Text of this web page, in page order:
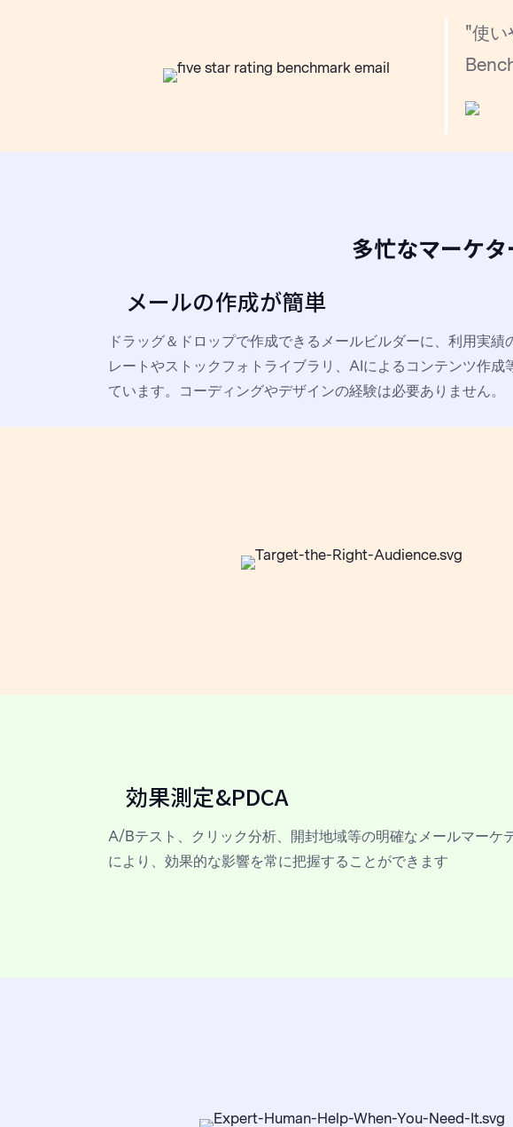
"使い
多忙なマーケ
メールの作成が簡単
ドラッグ＆ドロップで作成できるメールビルダーに、利用実績
レートやストックフォトライブラリ、AIによるコンテンツ作成
ています。コーディングやデザインの経験は必要ありません。
効果測定&PDCA
A/Bテスト、クリック分析、開封地域等の明確なメールマーケ
により、効果的な影響を常に把握することができます